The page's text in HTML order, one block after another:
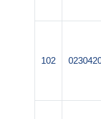
102